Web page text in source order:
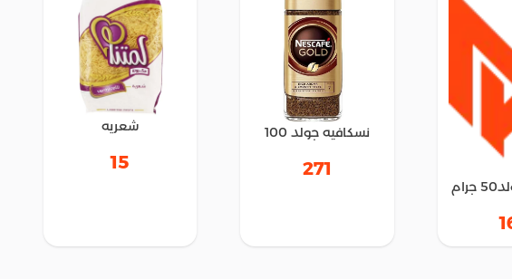
نسكافيه جولد 100
271
شعريه
15